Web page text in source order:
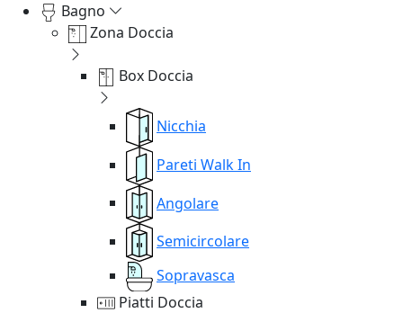
Bagno
Zona Doccia
Box Doccia
Nicchia
Pareti Walk In
Angolare
Semicircolare
Sopravasca
Piatti Doccia